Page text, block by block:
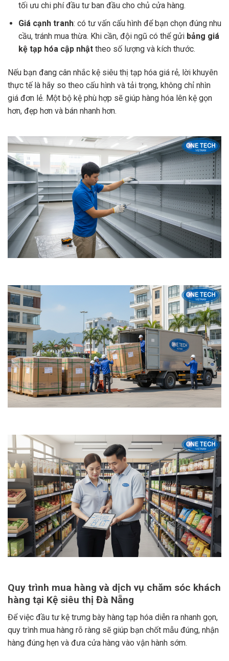
tối ưu chi phí đầu tư ban đầu cho chủ cửa hàng.
Giá cạnh tranh: có tư vấn cấu hình để bạn chọn đúng nhu
cầu, tránh mua thừa. Khi cần, đội ngũ có thể gửi bảng giá
kệ tạp hóa cập nhậttheo số lượng và kích thước.
Nếu bạn đang cân nhắc kệ siêu thị tạp hóa giá rẻ, lời khuyên
thực tế là hãy so theo cấu hình và tải trọng, không chỉ nhìn
giá đơn lẻ. Một bộ kệ phù hợp sẽ giúp hàng hóa lên kệ gọn
hơn, đẹp hơn và bán nhanh hơn.
Quy trình mua hàng và dịch vụ chăm sóc khách
hàng tại Kệ siêu thị Đà Nẵng
Để việc đầu tư kệ trưng bày hàng tạp hóa diễn ra nhanh gọn,
quy trình mua hàng rõ ràng sẽ giúp bạn chốt mẫu đúng, nhận
hàng đúng hẹn và đưa cửa hàng vào vận hành sớm.